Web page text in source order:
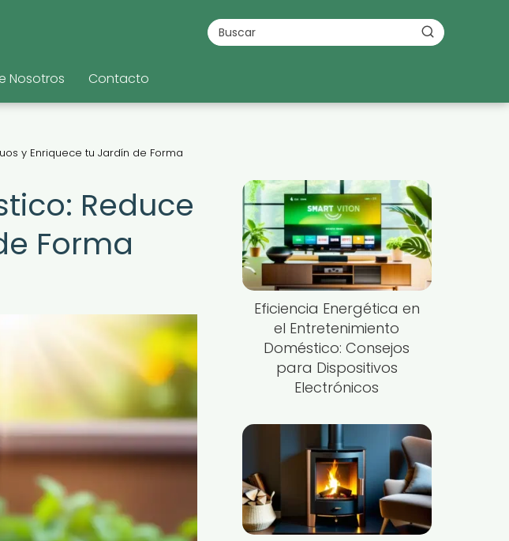
Nosotros Contacto
y Enriquece tu Jardín de Forma
Reduce
Forma
Eficiencia Energética en
el Entretenimiento
Doméstico: Consejos
para Dispositivos
Electrónicos